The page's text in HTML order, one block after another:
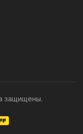
защищены.